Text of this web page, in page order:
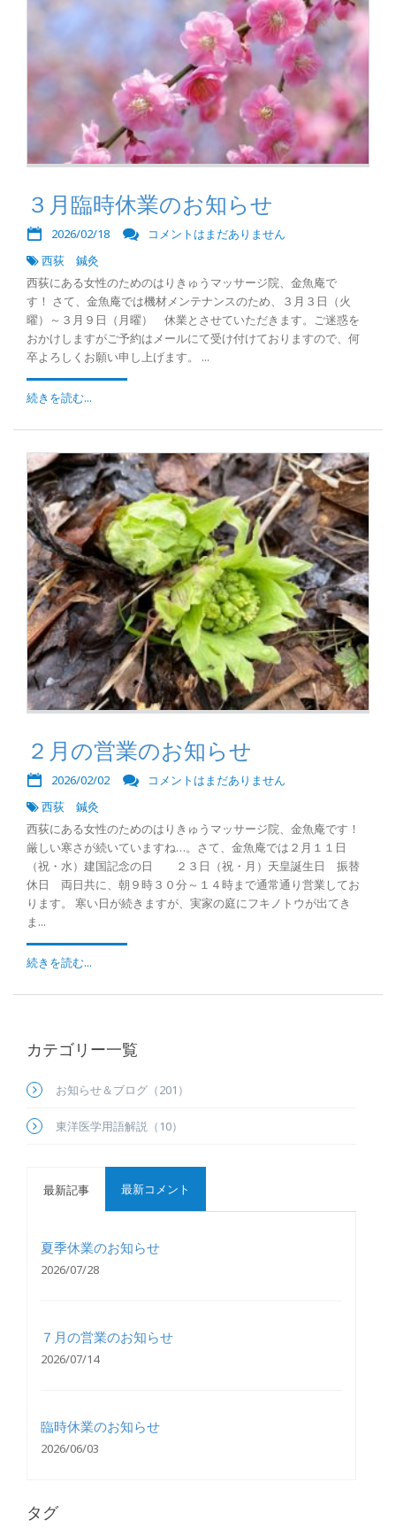
３月臨時休業のお知らせ
2026/02/18
コメントはまだありません
西荻 鍼灸
西荻にある女性のためのはりきゅうマッサージ院、金魚庵で
す！ さて、金魚庵では機材メンテナンスのため、３月３日（火
曜）～３月９日（月曜） 休業とさせていただきます。ご迷惑を
おかけしますがご予約はメールにて受け付けておりますので、何
卒よろしくお願い申し上げます。 ...
続きを読む...
２月の営業のお知らせ
2026/02/02
コメントはまだありません
西荻 鍼灸
西荻にある女性のためのはりきゅうマッサージ院、金魚庵です！
厳しい寒さが続いていますね…。さて、金魚庵では２月１１日
（祝・水）建国記念の日 ２３日（祝・月）天皇誕生日 振替
休日 両日共に、朝９時３０分～１４時まで通常通り営業してお
ります。 寒い日が続きますが、実家の庭にフキノトウが出てき
ま...
続きを読む...
カテゴリー一覧
お知らせ＆ブログ（201）
東洋医学用語解説（10）
最新記事 最新コメント
夏季休業のお知らせ
2026/07/28
７月の営業のお知らせ
2026/07/14
臨時休業のお知らせ
2026/06/03
タグ